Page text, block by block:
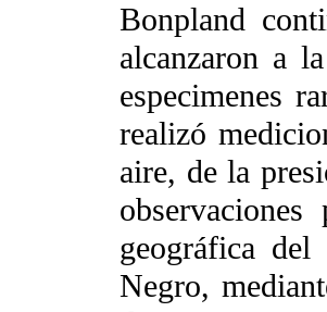
Bonpland
alcanzaron a
especimenes
realizó
aire, de la
geográfica
Negro,